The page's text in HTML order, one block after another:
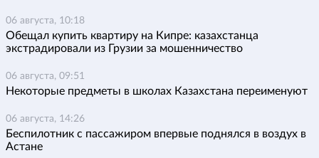
06 августа, 10:18
Обещал купить квартиру на Кипре: казахстанца
экстрадировали из Грузии за мошенничество
06 августа, 09:51
Некоторые предметы в школах Казахстана переименуют
06 августа, 14:26
Беспилотник с пассажиром впервые поднялся в воздух в
Астане